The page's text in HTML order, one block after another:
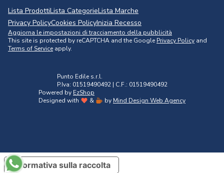
Lista ProdottiLista CategorieLista Marche
Privacy PolicyCookies PolicyInizia Recesso
Aggiorna le impostazioni di tracciamento della pubblicità
This site is protected by reCAPTCHA and the Google Privacy Policy and
Terms of Service apply.
Punto Edile s.r.l.
P.Iva: 01519490492 | C.F.: 01519490492
Powered by EzShop
Designed with
& by Mind Design Web Agency
Informativa sulla raccolta